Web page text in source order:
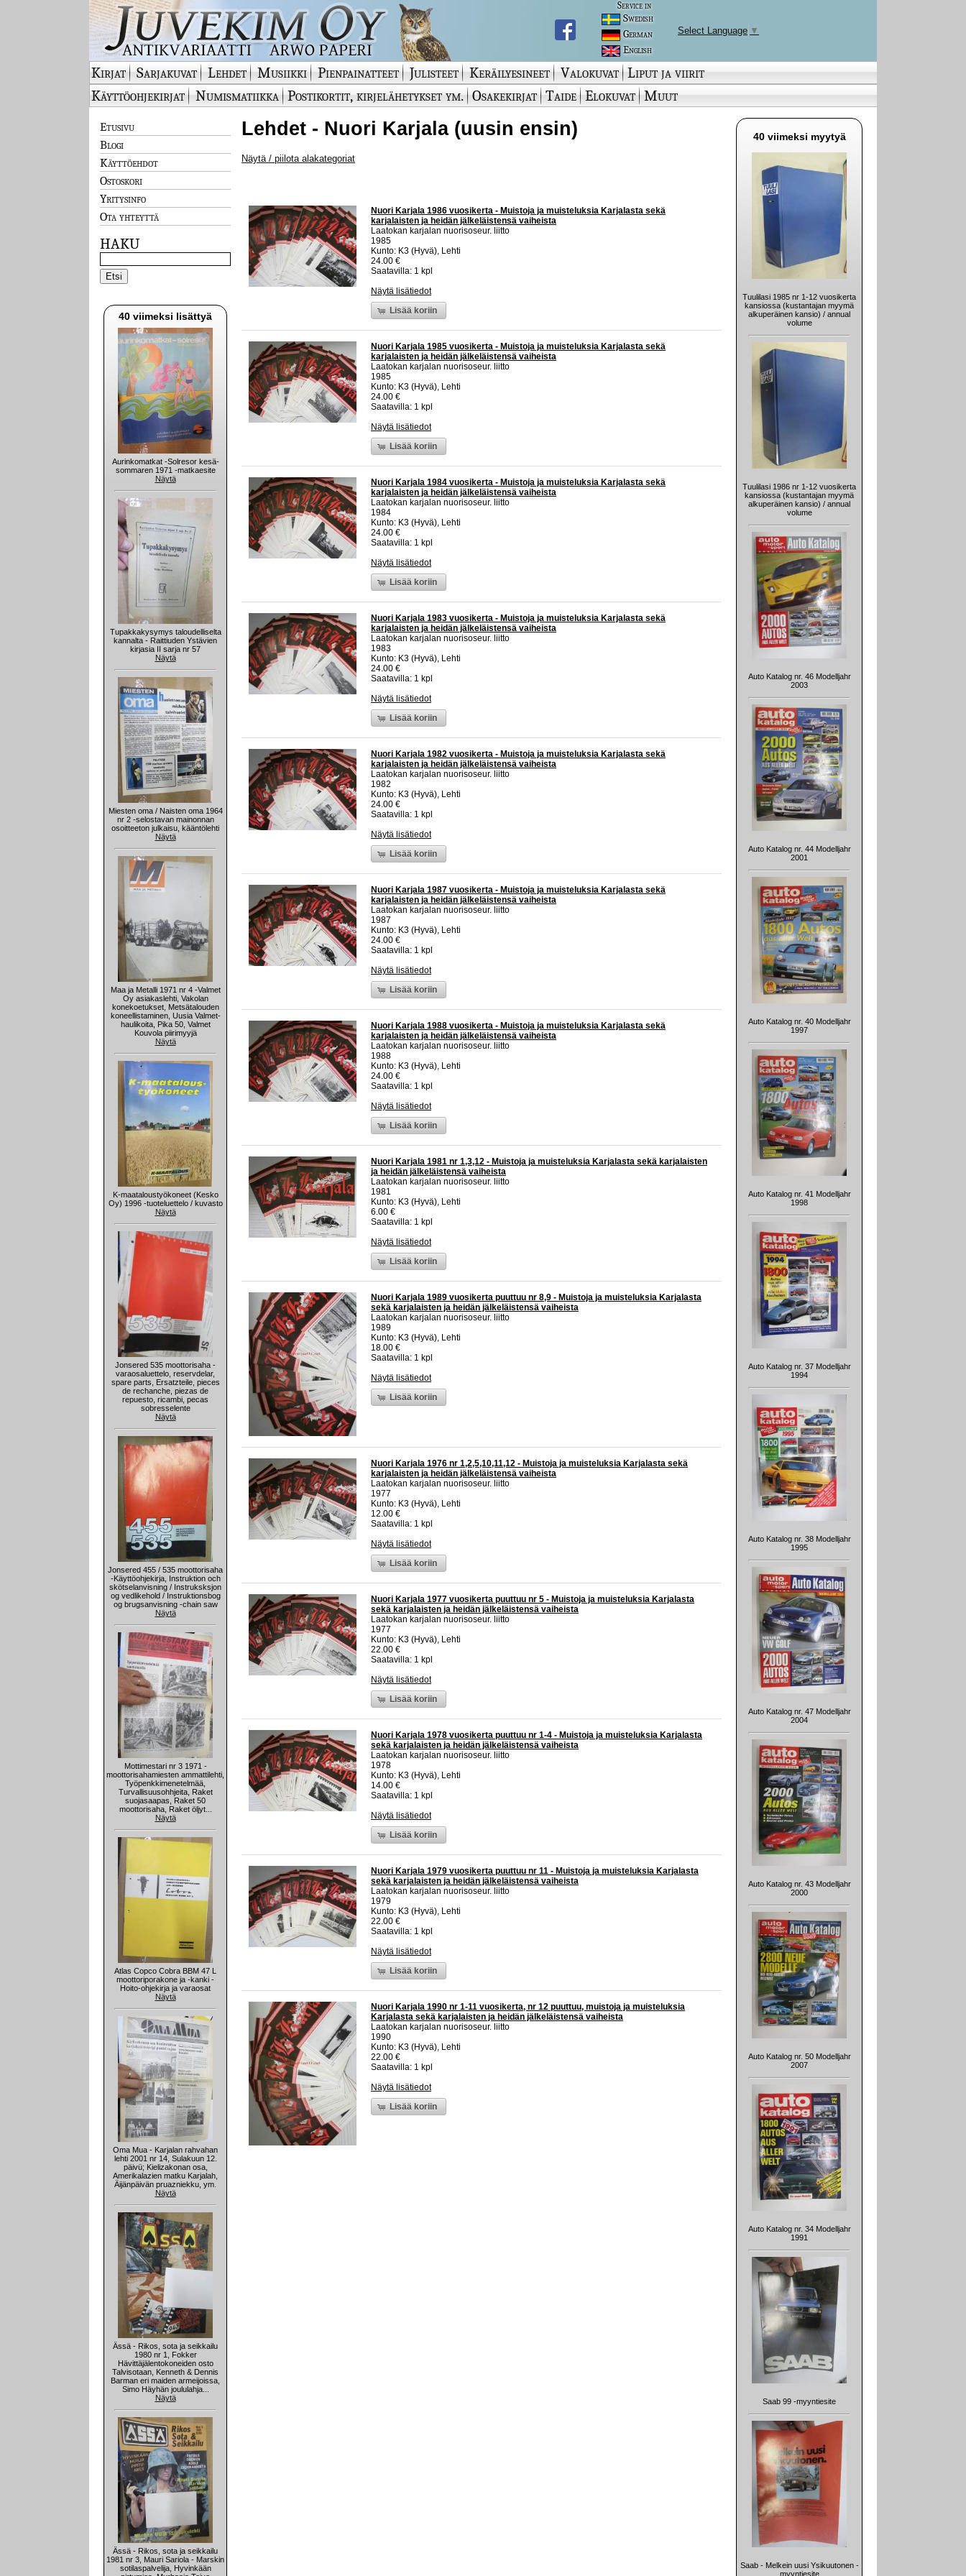
Service in
Swedish
German
English
Select Language ▼
Kirjat Sarjakuvat Lehdet Musiikki Pienpainatteet Julisteet Keräilyesineet Valokuvat Liput ja viirit
Käyttöohjekirjat
Numismatiikka Postikortit, kirjelähetykset ym. Osakekirjat Taide Elokuvat Muut
Etusivu
Blogi
Käyttöehdot
Ostoskori
Yritysinfo
Ota yhteyttä
HAKU
40 viimeksi lisättyä
Aurinkomatkat -Solresor kesä-
sommaren 1971 -matkaesite
Näytä
Tupakkakysymys taloudelliselta
kannalta - Raittiuden Ystävien
kirjasia II sarja nr 57
Näytä
Miesten oma / Naisten oma 1964
nr 2 -selostavan mainonnan
osoitteeton julkaisu, kääntölehti
Näytä
Maa ja Metalli 1971 nr 4 -Valmet
Oy asiakaslehti, Vakolan
konekoetukset, Metsätalouden
koneellistaminen, Uusia Valmet-
haulikoita, Pika 50, Valmet
Kouvola piirimyyjä
Näytä
K-maataloustyökoneet (Kesko
Oy) 1996 -tuoteluettelo / kuvasto
Näytä
Jonsered 535 moottorisaha -
varaosaluettelo, reservdelar,
spare parts, Ersatzteile, pieces
de rechanche, piezas de
repuesto, ricambi, pecas
sobresselente
Näytä
Jonsered 455 / 535 moottorisaha
-Käyttöohjekirja, Instruktion och
skötselanvisning / Instruksksjon
og vedlikehold / Instruktionsbog
og brugsanvisning -chain saw
Näytä
Mottimestari nr 3 1971 -
moottorisahamiesten ammattilehti,
Työpenkkimenetelmää,
Turvallisuusohhjeita, Raket
suojasaapas, Raket 50
moottorisaha, Raket öljyt...
Näytä
Atlas Copco Cobra BBM 47 L
moottoriporakone ja -kanki -
Hoito-ohjekirja ja varaosat
Näytä
Oma Mua - Karjalan rahvahan
lehti 2001 nr 14, Sulakuun 12.
päivü; Kielizakonan osa,
Amerikalazien matku Karjalah,
Äijänpäivän pruazniekku, ym.
Näytä
Ässä - Rikos, sota ja seikkailu
1980 nr 1, Fokker
Hävittäjälentokoneiden osto
Talvisotaan, Kenneth & Dennis
Barman eri maiden armeijoissa,
Simo Häyhän joululahja...
Näytä
Ässä - Rikos, sota ja seikkailu
1981 nr 3, Mauri Sariola - Marskin
sotilaspalvelija, Hyvinkään
Lehdet - Nuori Karjala (uusin ensin)
Näytä / piilota alakategoriat
Nuori Karjala 1986 vuosikerta - Muistoja ja muisteluksia Karjalasta sekä
karjalaisten ja heidän jälkeläistensä vaiheista
Laatokan karjalan nuorisoseur. liitto
1985
Kunto: K3 (Hyvä), Lehti
24.00 €
Saatavilla: 1 kpl
Näytä lisätiedot
Lisää koriin
Nuori Karjala 1985 vuosikerta - Muistoja ja muisteluksia Karjalasta sekä
karjalaisten ja heidän jälkeläistensä vaiheista
Laatokan karjalan nuorisoseur. liitto
1985
Kunto: K3 (Hyvä), Lehti
24.00 €
Saatavilla: 1 kpl
Näytä lisätiedot
Lisää koriin
Nuori Karjala 1984 vuosikerta - Muistoja ja muisteluksia Karjalasta sekä
karjalaisten ja heidän jälkeläistensä vaiheista
Laatokan karjalan nuorisoseur. liitto
1984
Kunto: K3 (Hyvä), Lehti
24.00 €
Saatavilla: 1 kpl
Näytä lisätiedot
Lisää koriin
Nuori Karjala 1983 vuosikerta - Muistoja ja muisteluksia Karjalasta sekä
karjalaisten ja heidän jälkeläistensä vaiheista
Laatokan karjalan nuorisoseur. liitto
1983
Kunto: K3 (Hyvä), Lehti
24.00 €
Saatavilla: 1 kpl
Näytä lisätiedot
Lisää koriin
Nuori Karjala 1982 vuosikerta - Muistoja ja muisteluksia Karjalasta sekä
karjalaisten ja heidän jälkeläistensä vaiheista
Laatokan karjalan nuorisoseur. liitto
1982
Kunto: K3 (Hyvä), Lehti
24.00 €
Saatavilla: 1 kpl
Näytä lisätiedot
Lisää koriin
Nuori Karjala 1987 vuosikerta - Muistoja ja muisteluksia Karjalasta sekä
karjalaisten ja heidän jälkeläistensä vaiheista
Laatokan karjalan nuorisoseur. liitto
1987
Kunto: K3 (Hyvä), Lehti
24.00 €
Saatavilla: 1 kpl
Näytä lisätiedot
Lisää koriin
Nuori Karjala 1988 vuosikerta - Muistoja ja muisteluksia Karjalasta sekä
karjalaisten ja heidän jälkeläistensä vaiheista
Laatokan karjalan nuorisoseur. liitto
1988
Kunto: K3 (Hyvä), Lehti
24.00 €
Saatavilla: 1 kpl
Näytä lisätiedot
Lisää koriin
Nuori Karjala 1981 nr 1,3,12 - Muistoja ja muisteluksia Karjalasta sekä karjalaisten
ja heidän jälkeläistensä vaiheista
Laatokan karjalan nuorisoseur. liitto
1981
Kunto: K3 (Hyvä), Lehti
6.00 €
Saatavilla: 1 kpl
Näytä lisätiedot
Lisää koriin
Nuori Karjala 1989 vuosikerta puuttuu nr 8,9 - Muistoja ja muisteluksia Karjalasta
sekä karjalaisten ja heidän jälkeläistensä vaiheista
Laatokan karjalan nuorisoseur. liitto
1989
Kunto: K3 (Hyvä), Lehti
18.00 €
Saatavilla: 1 kpl
Näytä lisätiedot
Lisää koriin
Nuori Karjala 1976 nr 1,2,5,10,11,12 - Muistoja ja muisteluksia Karjalasta sekä
karjalaisten ja heidän jälkeläistensä vaiheista
Laatokan karjalan nuorisoseur. liitto
1977
Kunto: K3 (Hyvä), Lehti
12.00 €
Saatavilla: 1 kpl
Näytä lisätiedot
Lisää koriin
Nuori Karjala 1977 vuosikerta puuttuu nr 5 - Muistoja ja muisteluksia Karjalasta
sekä karjalaisten ja heidän jälkeläistensä vaiheista
Laatokan karjalan nuorisoseur. liitto
1977
Kunto: K3 (Hyvä), Lehti
22.00 €
Saatavilla: 1 kpl
Näytä lisätiedot
Lisää koriin
Nuori Karjala 1978 vuosikerta puuttuu nr 1-4 - Muistoja ja muisteluksia Karjalasta
sekä karjalaisten ja heidän jälkeläistensä vaiheista
Laatokan karjalan nuorisoseur. liitto
1978
Kunto: K3 (Hyvä), Lehti
14.00 €
Saatavilla: 1 kpl
Näytä lisätiedot
Lisää koriin
Nuori Karjala 1979 vuosikerta puuttuu nr 11 - Muistoja ja muisteluksia Karjalasta
sekä karjalaisten ja heidän jälkeläistensä vaiheista
Laatokan karjalan nuorisoseur. liitto
1979
Kunto: K3 (Hyvä), Lehti
22.00 €
Saatavilla: 1 kpl
Näytä lisätiedot
Lisää koriin
Nuori Karjala 1990 nr 1-11 vuosikerta, nr 12 puuttuu, muistoja ja muisteluksia
Karjalasta sekä karjalaisten ja heidän jälkeläistensä vaiheista
Laatokan karjalan nuorisoseur. liitto
1990
Kunto: K3 (Hyvä), Lehti
22.00 €
Saatavilla: 1 kpl
Näytä lisätiedot
Lisää koriin
40 viimeksi myytyä
Tuulilasi 1985 nr 1-12 vuosikerta
kansiossa (kustantajan myymä
alkuperäinen kansio) / annual
volume
Tuulilasi 1986 nr 1-12 vuosikerta
kansiossa (kustantajan myymä
alkuperäinen kansio) / annual
volume
Auto Katalog nr. 46 Modelljahr
2003
Auto Katalog nr. 44 Modelljahr
2001
Auto Katalog nr. 40 Modelljahr
1997
Auto Katalog nr. 41 Modelljahr
1998
Auto Katalog nr. 37 Modelljahr
1994
Auto Katalog nr. 38 Modelljahr
1995
Auto Katalog nr. 47 Modelljahr
2004
Auto Katalog nr. 43 Modelljahr
2000
Auto Katalog nr. 50 Modelljahr
2007
Auto Katalog nr. 34 Modelljahr
1991
Saab 99 -myyntiesite
Saab - Melkein uusi Ysikuutonen -
myyntiesite